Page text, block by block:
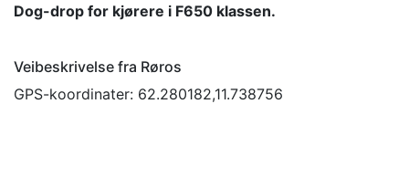
Dog-drop for kjørere i F650 klassen.
Veibeskrivelse fra Røros
GPS-koordinater: 62.280182,11.738756